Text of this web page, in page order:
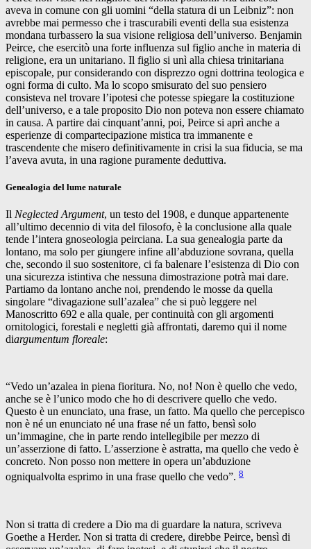
aveva in comune con gli uomini “della statura di un Leibniz”: non
avrebbe mai permesso che i trascurabili eventi della sua esistenza
mondana turbassero la sua visione religiosa dell’universo. Benjamin
Peirce, che esercitò una forte influenza sul figlio anche in materia di
religione, era un unitariano. Il figlio si unì alla chiesa trinitariana
episcopale, pur considerando con disprezzo ogni dottrina teologica e
ogni forma di culto. Ma lo scopo smisurato del suo pensiero
consisteva nel trovare l’ipotesi che potesse spiegare la costituzione
dell’universo, e a tale proposito Dio non poteva non essere chiamato
in causa. A partire dai cinquant’anni, poi, Peirce si aprì anche a
esperienze di compartecipazione mistica tra immanente e
trascendente che misero definitivamente in crisi la sua fiducia, se ma
l’aveva avuta, in una ragione puramente deduttiva.
Genealogia del lume naturale
Il Neglected Argument, un testo del 1908, e dunque appartenente
all’ultimo decennio di vita del filosofo, è la conclusione alla quale
tende l’intera gnoseologia peirciana. La sua genealogia parte da
lontano, ma solo per giungere infine all’abduzione sovrana, quella
che, secondo il suo sostenitore, ci fa balenare l’esistenza di Dio con
una sicurezza istintiva che nessuna dimostrazione potrà mai dare.
Partiamo da lontano anche noi, prendendo le mosse da quella
singolare “divagazione sull’azalea” che si può leggere nel
Manoscritto 692 e alla quale, per continuità con gli argomenti
ornitologici, forestali e negletti già affrontati, daremo qui il nome
diargumentum floreale:
“Vedo un’azalea in piena fioritura. No, no! Non è quello che vedo,
anche se è l’unico modo che ho di descrivere quello che vedo.
Questo è un enunciato, una frase, un fatto. Ma quello che percepisco
non è né un enunciato né una frase né un fatto, bensì solo
un’immagine, che in parte rendo intellegibile per mezzo di
un’asserzione di fatto. L’asserzione è astratta, ma quello che vedo è
concreto. Non posso non mettere in opera un’abduzione
ogniqualvolta esprimo in una frase quello che vedo”. 8
Non si tratta di credere a Dio ma di guardare la natura, scriveva
Goethe a Herder. Non si tratta di credere, direbbe Peirce, bensì di